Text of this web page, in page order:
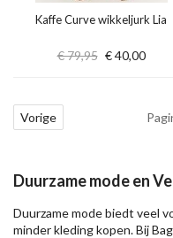
Kaffe Curve wikkeljurk Lia
€ 79,95 € 40,00
Vorige
Duurzame mode en
Duurzame mode biedt veel
minder kleding kopen. Bij